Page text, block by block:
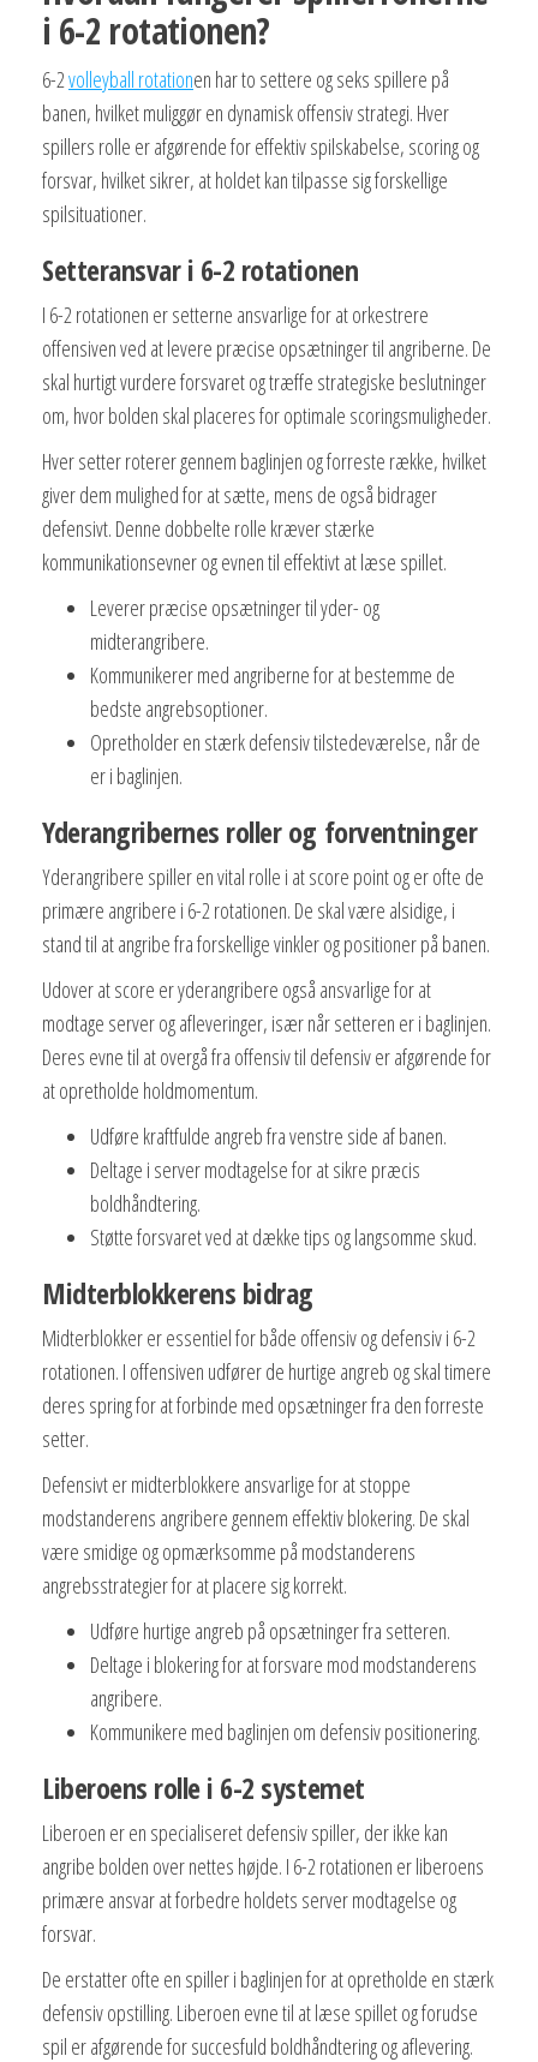
i 6-2 rotationen?
6-2volleyball rotationen har to settere og seks spillere på
banen, hvilket muliggør en dynamisk offensiv strategi. Hver
spillers rolle er afgørende for effektiv spilskabelse, scoring og
forsvar, hvilket sikrer, at holdet kan tilpasse sig forskellige
spilsituationer.
Setteransvar i 6-2 rotationen
I 6-2 rotationen er setterne ansvarlige for at orkestrere
offensiven ved at levere præcise opsætninger til angriberne. De
skal hurtigt vurdere forsvaret og træffe strategiske beslutninger
om, hvor bolden skal placeres for optimale scoringsmuligheder.
Hver setter roterer gennem baglinjen og forreste række, hvilket
giver dem mulighed for at sætte, mens de også bidrager
defensivt. Denne dobbelte rolle kræver stærke
kommunikationsevner og evnen til effektivt at læse spillet.
Leverer præcise opsætninger til yder- og
midterangribere.
Kommunikerer med angriberne for at bestemme de
bedste angrebsoptioner.
Opretholder en stærk defensiv tilstedeværelse, når de
er i baglinjen.
Yderangribernes roller og forventninger
Yderangribere spiller en vital rolle i at score point og er ofte de
primære angribere i 6-2 rotationen. De skal være alsidige, i
stand til at angribe fra forskellige vinkler og positioner på banen.
Udover at score er yderangribere også ansvarlige for at
modtage server og afleveringer, især når setteren er i baglinjen.
Deres evne til at overgå fra offensiv til defensiv er afgørende for
at opretholde holdmomentum.
Udføre kraftfulde angreb fra venstre side af banen.
Deltage i server modtagelse for at sikre præcis
boldhåndtering.
Støtte forsvaret ved at dække tips og langsomme skud.
Midterblokkerens bidrag
Midterblokker er essentiel for både offensiv og defensiv i 6-2
rotationen. I offensiven udfører de hurtige angreb og skal timere
deres spring for at forbinde med opsætninger fra den forreste
setter.
Defensivt er midterblokkere ansvarlige for at stoppe
modstanderens angribere gennem effektiv blokering. De skal
være smidige og opmærksomme på modstanderens
angrebsstrategier for at placere sig korrekt.
Udføre hurtige angreb på opsætninger fra setteren.
Deltage i blokering for at forsvare mod modstanderens
angribere.
Kommunikere med baglinjen om defensiv positionering.
Liberoens rolle i 6-2 systemet
Liberoen er en specialiseret defensiv spiller, der ikke kan
angribe bolden over nettes højde. I 6-2 rotationen er liberoens
primære ansvar at forbedre holdets server modtagelse og
forsvar.
De erstatter ofte en spiller i baglinjen for at opretholde en stærk
defensiv opstilling. Liberoen evne til at læse spillet og forudse
spil er afgørende for succesfuld boldhåndtering og aflevering.